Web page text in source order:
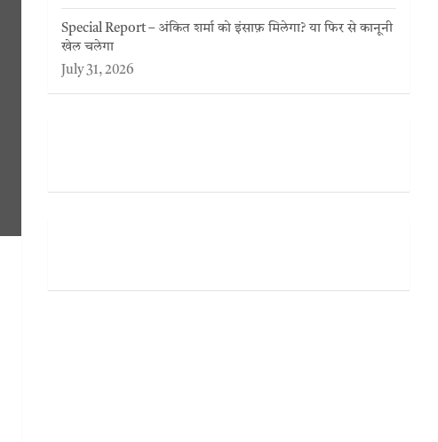
Special Report – अंकित शर्मा को इंसाफ़ मिलेगा? या फिर से कानूनी
खेल चलेगा
July 31, 2026